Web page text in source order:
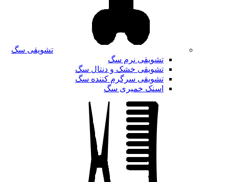
تشویقی سگ
تشویقی نرم سگ
تشویقی خشک و دنتال سگ
تشویقی سرگرم کننده سگ
اسنک خمیری سگ